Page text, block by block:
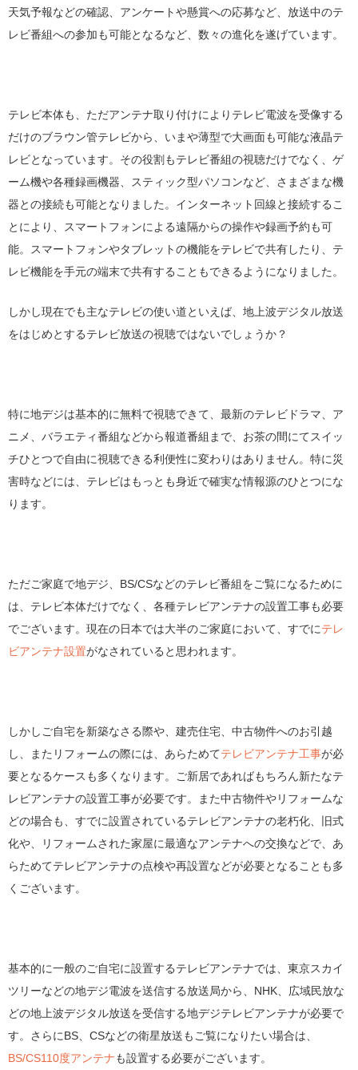
天気予報などの確認、アンケートや懸賞への応募など、放送中のテ
レビ番組への参加も可能となるなど、数々の進化を遂げています。
テレビ本体も、ただアンテナ取り付けによりテレビ電波を受像する
だけのブラウン管テレビから、いまや薄型で大画面も可能な液晶テ
レビとなっています。その役割もテレビ番組の視聴だけでなく、ゲ
ーム機や各種録画機器、スティック型パソコンなど、さまざまな機
器との接続も可能となりました。インターネット回線と接続するこ
とにより、スマートフォンによる遠隔からの操作や録画予約も可
能。スマートフォンやタブレットの機能をテレビで共有したり、テ
レビ機能を手元の端末で共有することもできるようになりました。
しかし現在でも主なテレビの使い道といえば、地上波デジタル放送
をはじめとするテレビ放送の視聴ではないでしょうか？
特に地デジは基本的に無料で視聴できて、最新のテレビドラマ、ア
ニメ、バラエティ番組などから報道番組まで、お茶の間にてスイッ
チひとつで自由に視聴できる利便性に変わりはありません。特に災
害時などには、テレビはもっとも身近で確実な情報源のひとつにな
ります。
ただご家庭で地デジ、BS/CSなどのテレビ番組をご覧になるために
は、テレビ本体だけでなく、各種テレビアンテナの設置工事も必要
でございます。現在の日本では大半のご家庭において、すでにテレ
ビアンテナ設置がなされていると思われます。
しかしご自宅を新築なさる際や、建売住宅、中古物件へのお引越
し、またリフォームの際には、あらためてテレビアンテナ工事が必
要となるケースも多くなります。ご新居であればもちろん新たなテ
レビアンテナの設置工事が必要です。また中古物件やリフォームな
どの場合も、すでに設置されているテレビアンテナの老朽化、旧式
化や、リフォームされた家屋に最適なアンテナへの交換などで、あ
らためてテレビアンテナの点検や再設置などが必要となることも多
くございます。
基本的に一般のご自宅に設置するテレビアンテナでは、東京スカイ
ツリーなどの地デジ電波を送信する放送局から、NHK、広域民放な
どの地上波デジタル放送を受信する地デジテレビアンテナが必要で
す。さらにBS、CSなどの衛星放送もご覧になりたい場合は、
BS/CS110度アンテナも設置する必要がございます。